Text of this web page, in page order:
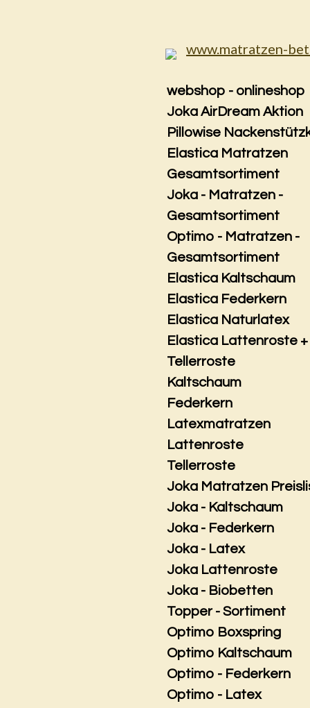
webshop - onlineshop
Joka AirDream Aktion
Pillowise
Elastica Matratzen
Gesamtsortiment
Joka - Matratzen -
Gesamtsortiment
Optimo - Matratzen -
Gesamtsortiment
Elastica Kaltschaum
Elastica Federkern
Elastica Naturlatex
Elastica Lattenroste +
Tellerroste
Kaltschaum
Federkern
Latexmatratzen
Lattenroste
Tellerroste
Joka Matratzen
Joka - Kaltschaum
Joka - Federkern
Joka - Latex
Joka Lattenroste
Joka - Biobetten
Topper - Sortiment
Optimo Boxspring
Optimo Kaltschaum
Optimo - Federkern
Optimo - Latex